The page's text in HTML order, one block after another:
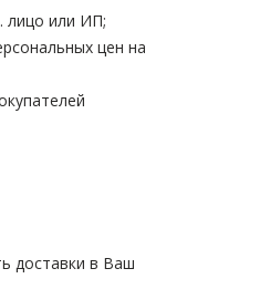
лицо или ИП;
цен на
доставки в Ваш